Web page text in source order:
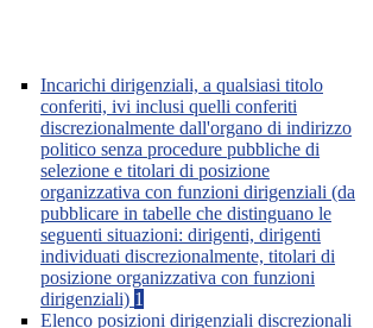
Incarichi dirigenziali, a qualsiasi titolo
conferiti, ivi inclusi quelli conferiti
discrezionalmente dall'organo di indirizzo
politico senza procedure pubbliche di
selezione e titolari di posizione
organizzativa con funzioni dirigenziali (da
pubblicare in tabelle che distinguano le
seguenti situazioni: dirigenti, dirigenti
individuati discrezionalmente, titolari di
posizione organizzativa con funzioni
dirigenziali) 1
Elenco posizioni dirigenziali discrezionali